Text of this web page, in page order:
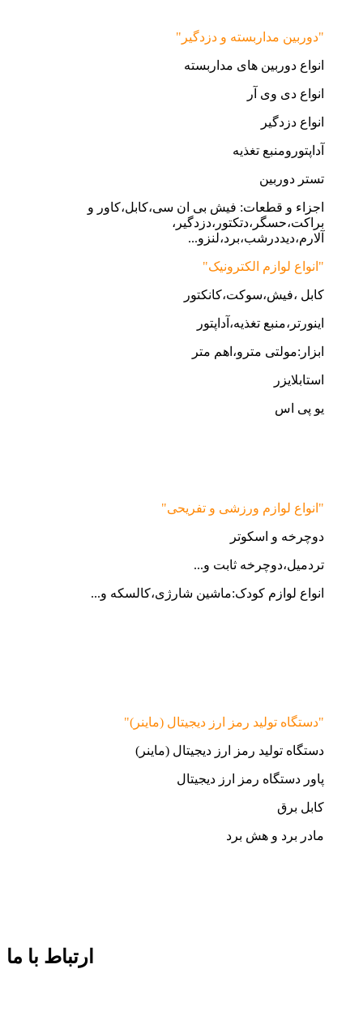
"دوربین مداربسته و دزدگیر"
انواع دوربین های مداربسته
انواع دی وی آر
انواع دزدگیر
آداپتورومنبع تغذیه
تستر دوربین
اجزاء و قطعات: فیش بی ان سی،کابل،کاور و
براکت،حسگر،دتکتور،دزدگیر،
آلارم،دیددرشب،برد،لنزو...
"انواع لوازم الکترونیک"
کابل ،فیش،سوکت،کانکتور
اینورتر،منبع تغذیه،آداپتور
ابزار:مولتی مترو،اهم متر
استابلایزر
یو پی اس
"انواع لوازم ورزشی و تفریحی"
دوچرخه و اسکوتر
تردمیل،دوچرخه ثابت و...
انواع لوازم کودک:ماشین شارژی،کالسکه و...
"دستگاه تولید رمز ارز دیجیتال (ماینر)"
دستگاه تولید رمز ارز دیجیتال (ماینر)
پاور دستگاه رمز ارز دیجیتال
کابل برق
مادر برد و هش برد
ارتباط با ما